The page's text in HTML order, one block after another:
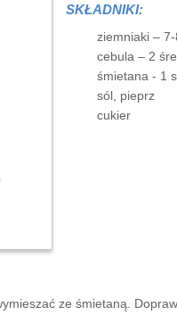
SKŁADNIKI:
ziemniaki – 7-
cebula – 2
śmietana - 1
sól, pieprz
cukier
ze śmietaną.